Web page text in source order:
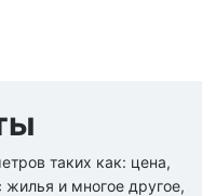
таких как: цена,
жилья и многое другое,